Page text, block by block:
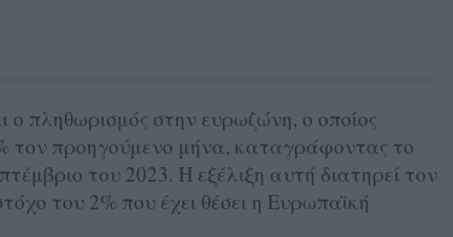
ο πληθωρισμός στην ευρωζώνη, ο οποίος
τον προηγούμενο μήνα, καταγράφοντας το
του 2023. Η εξέλιξη αυτή διατηρεί τον
του 2% που έχει θέσει η Ευρωπαϊκή